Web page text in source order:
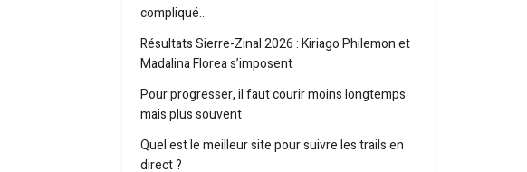
compliqué…
Résultats Sierre-Zinal 2026 : Kiriago Philemon et
Madalina Florea s’imposent
Pour progresser, il faut courir moins longtemps
mais plus souvent
Quel est le meilleur site pour suivre les trails en
direct ?